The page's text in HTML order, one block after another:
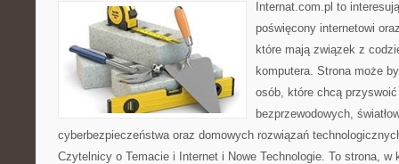
Internat.com.pl to
poświęcony internetowi
które mają związek z
komputera. Strona może
osób, które chcą
bezprzewodowych,
cyberbezpieczeństwa oraz domowych rozwiązań
Czytelnicy o Temacie i Internet i Nowe Technologie. To strona, w